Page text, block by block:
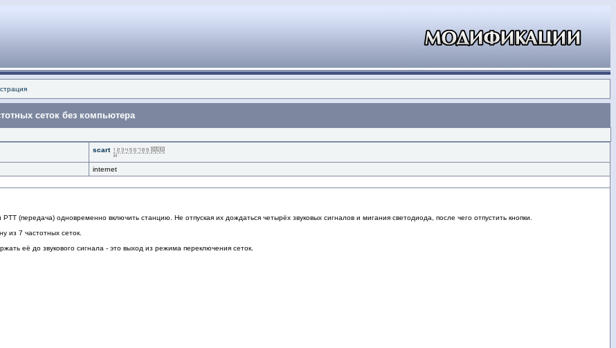
сеток без компьютера
scart
internet
(передача) одновременно включить станцию. Не отпуская их дождаться четырёх звуковых сигналов и мигания светодиода, после чего отпустить кнопки.
из 7 частотных сеток.
её до звукового сигнала - это выход из режима переключения сеток.